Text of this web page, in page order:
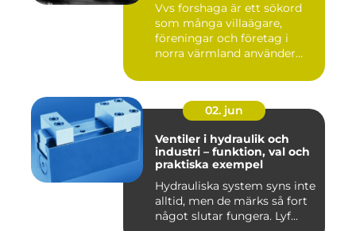
Vvs forshaga är ett sökord
som många villaägare,
föreningar och företag i
norra värmland använder
02. jun
Ventiler i hydraulik och
industri – funktion, val och
praktiska exempel
Hydrauliska system syns inte
alltid, men de märks så fort
något slutar fungera. Lyf...